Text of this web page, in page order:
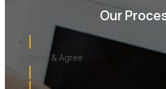
Our
Meet & Agree